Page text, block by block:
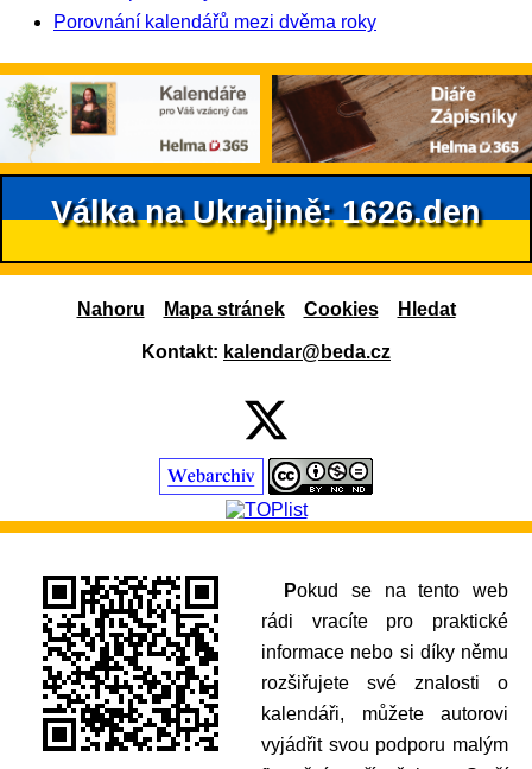
Porovnání kalendářů mezi dvěma roky
Válka na Ukrajině: 1626.den
Nahoru Mapa stránek Cookies Hledat
Kontakt: kalendar@beda.cz
Pokud se na tento web
rádi vracíte pro praktické
informace nebo si díky němu
rozšiřujete své znalosti o
kalendáři, můžete autorovi
vyjádřit svou podporu malým